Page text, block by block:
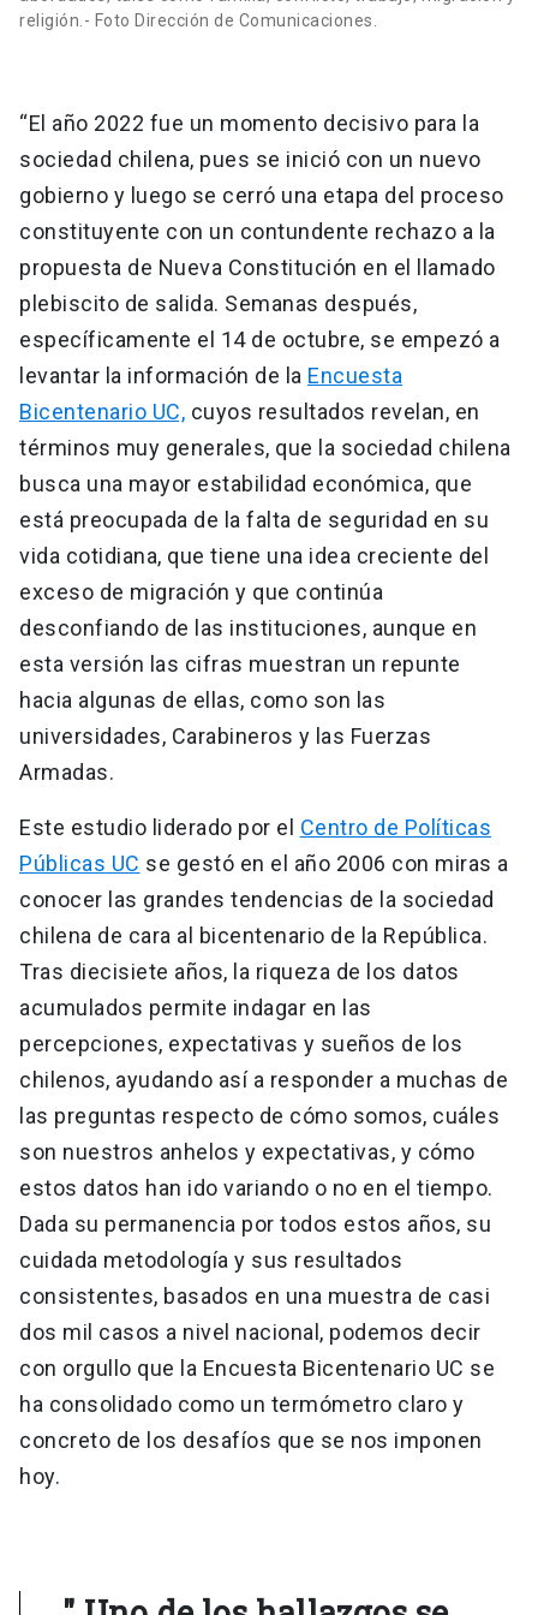
religión.- Foto Dirección de Comunicaciones.
“El año 2022 fue un momento decisivo para la
sociedad chilena, pues se inició con un nuevo
gobierno y luego se cerró una etapa del proceso
constituyente con un contundente rechazo a la
propuesta de Nueva Constitución en el llamado
plebiscito de salida. Semanas después,
específicamente el 14 de octubre, se empezó a
levantar la información de la Encuesta
Bicentenario UC, cuyos resultados revelan, en
términos muy generales, que la sociedad chilena
busca una mayor estabilidad económica, que
está preocupada de la falta de seguridad en su
vida cotidiana, que tiene una idea creciente del
exceso de migración y que continúa
desconfiando de las instituciones, aunque en
esta versión las cifras muestran un repunte
hacia algunas de ellas, como son las
universidades, Carabineros y las Fuerzas
Armadas.
Este estudio liderado por el Centro de Políticas
Públicas UC se gestó en el año 2006 con miras a
conocer las grandes tendencias de la sociedad
chilena de cara al bicentenario de la República.
Tras diecisiete años, la riqueza de los datos
acumulados permite indagar en las
percepciones, expectativas y sueños de los
chilenos, ayudando así a responder a muchas de
las preguntas respecto de cómo somos, cuáles
son nuestros anhelos y expectativas, y cómo
estos datos han ido variando o no en el tiempo.
Dada su permanencia por todos estos años, su
cuidada metodología y sus resultados
consistentes, basados en una muestra de casi
dos mil casos a nivel nacional, podemos decir
con orgullo que la Encuesta Bicentenario UC se
ha consolidado como un termómetro claro y
concreto de los desafíos que se nos imponen
hoy.